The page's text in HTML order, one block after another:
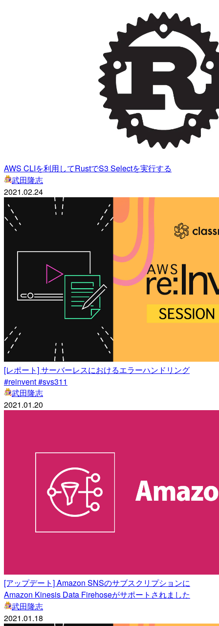
AWS CLIを利用してRustでS3 Selectを実行する
武田隆志
2021.02.24
[レポート] サーバーレスにおけるエラーハンドリング
#reinvent #svs311
武田隆志
2021.01.20
[アップデート] Amazon SNSのサブスクリプションに
Amazon Kinesis Data Firehoseがサポートされました
武田隆志
2021.01.18